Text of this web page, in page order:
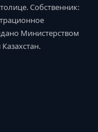
Собственник:
Министерством